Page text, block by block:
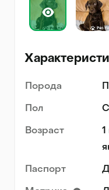
Порода
Пол
Возраст
Паспорт